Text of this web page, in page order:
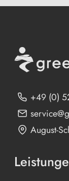
+49 (0)
August-